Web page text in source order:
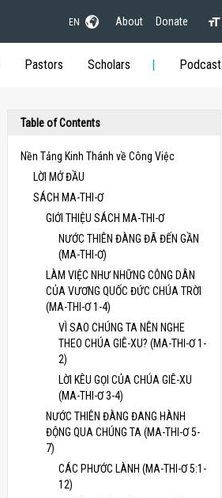
EN About Donate
Pastors Scholars Podcast
Table of Contents
Nền Tảng Kinh Thánh về Công Việc
LỜI MỞ ĐẦU
SÁCH MA-THI-Ơ
GIỚI THIỆU SÁCH MA-THI-Ơ
NƯỚC THIÊN ĐÀNG ĐÃ ĐẾN GẦN
(MA-THI-Ơ)
LÀM VIỆC NHƯ NHỮNG CÔNG DÂN
CỦA VƯƠNG QUỐC ĐỨC CHÚA TRỜI
(MA-THI-Ơ 1-4)
VÌ SAO CHÚNG TA NÊN NGHE
THEO CHÚA GIÊ-XU? (MA-THI-Ơ 1-
2)
LỜI KÊU GỌI CỦA CHÚA GIÊ-XU
(MA-THI-Ơ 3-4)
NƯỚC THIÊN ĐÀNG ĐANG HÀNH
ĐỘNG QUA CHÚNG TA (MA-THI-Ơ 5-
7)
CÁC PHƯỚC LÀNH (MA-THI-Ơ 5:1-
12)